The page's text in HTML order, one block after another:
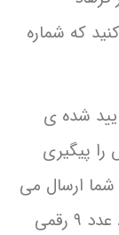
که شماره
شده ی
پیگیری
ارسال می
شود که در آن لینک سفارش وجود دارد. عدد ۹ رقمی